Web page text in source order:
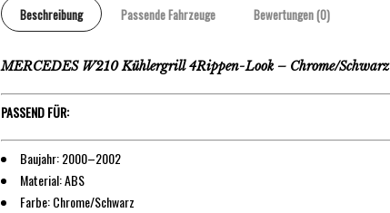
Beschreibung Passende Fahrzeuge Bewertungen (0)
MERCEDES W210 Kühlergrill 4Rippen-Look – Chrome/Schwarz
PASSEND FÜR:
Baujahr: 2000–2002
Material: ABS
Farbe: Chrome/Schwarz